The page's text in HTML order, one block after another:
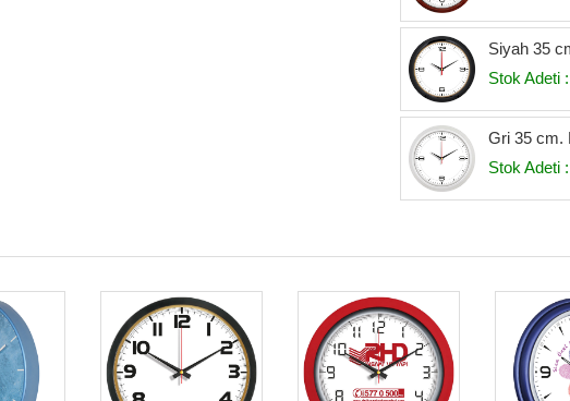
Siyah 35
Stok Adeti
Gri 35 cm.
Stok Adeti